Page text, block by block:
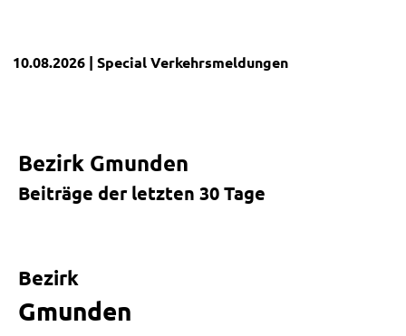
10.08.2026 | SpecialVerkehrsmeldungen
Bezirk Gmunden
Beiträge der letzten 30 Tage
−
Bezirk
Gmunden